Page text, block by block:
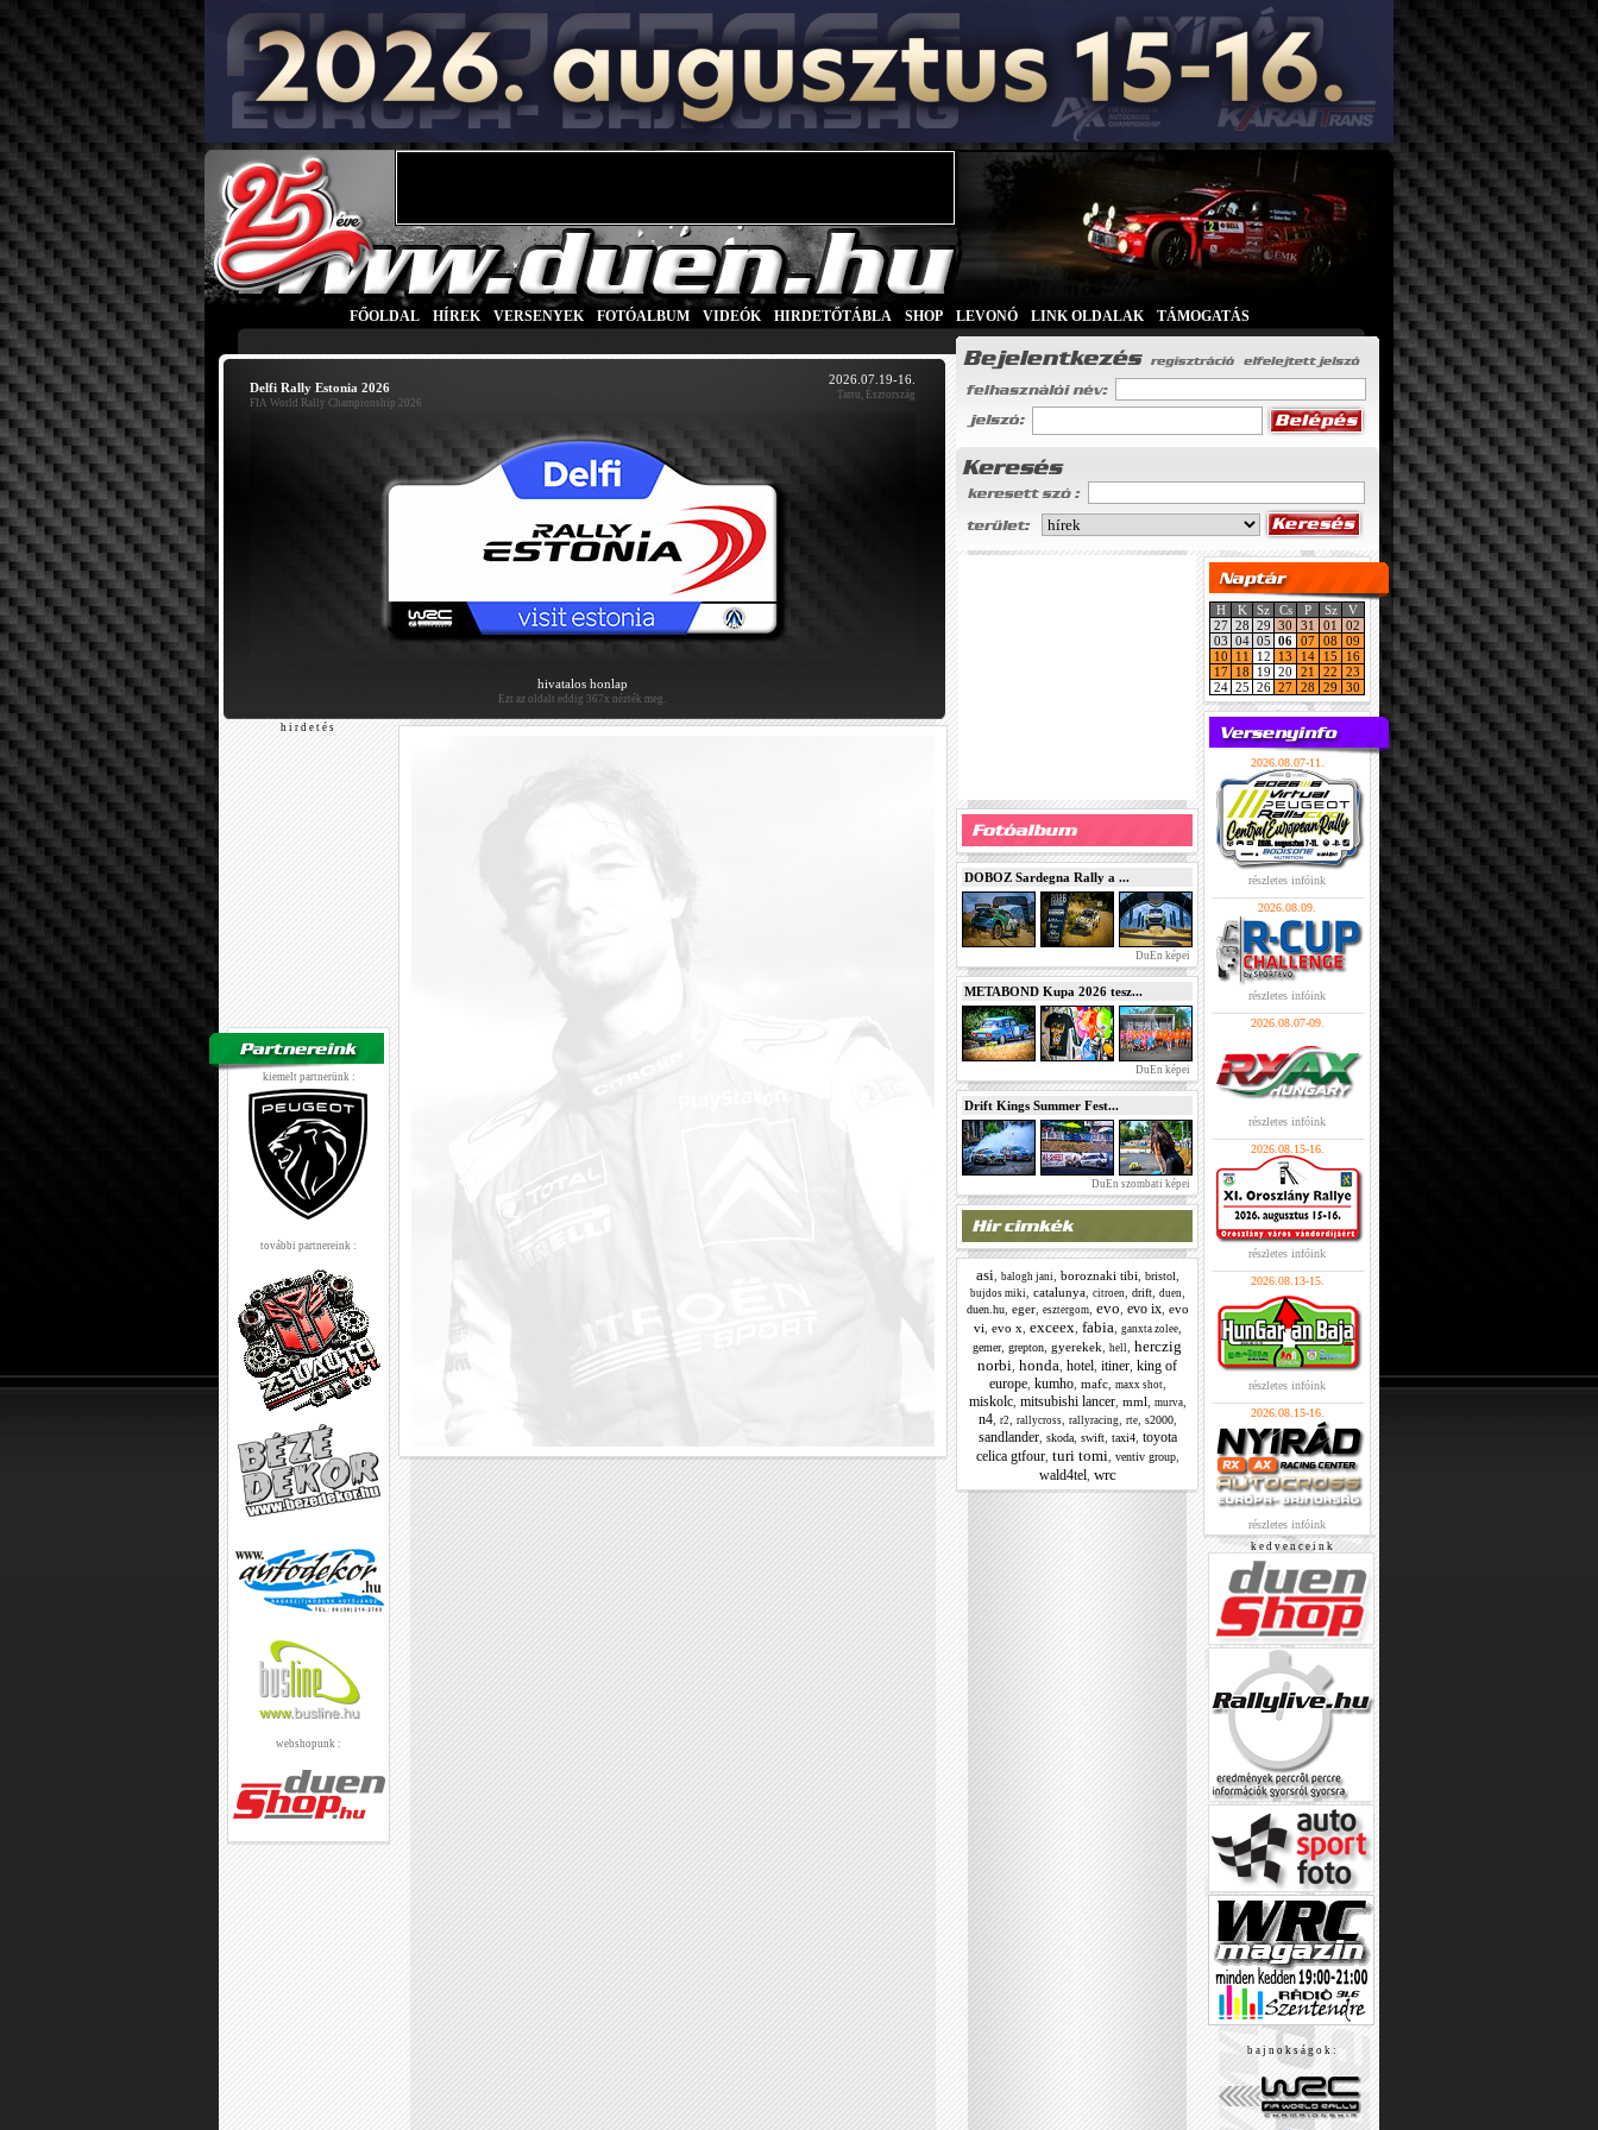
FŐOLDAL HÍREK VERSENYEK FOTÓALBUM VIDEÓK HIRDETŐTÁBLA SHOP LEVONÓ LINK OLDALAK TÁMOGATÁS
Delfi Rally Estonia 2026
FIA World Rally Championship 2026
2026.07.19-16.
Tartu, Észtország
hivatalos honlap
Ezt az oldalt eddig 367x nézték meg.
h i r d e t é s
kiemelt partnerünk :
további partnereink :
webshopunk :
DOBOZ Sardegna Rally a ...
DuEn képei
METABOND Kupa 2026 tesz...
DuEn képei
Drift Kings Summer Fest...
DuEn szombati képei
asi balogh jani boroznaki tibi bristol
bujdos miki catalunya, citroen drift, duen
duen.hu, eger, esztergom, evo evo ix, evo
vi evo x exceex fabia ganxta zolee,
gemer, grepton gyerekek hell herczig
norbi honda hotel itiner king of
europe, kumho, mafc, maxx shot,
miskolc, mitsubishi lancer, mml murva,
n4, r2 rallycross, rallyracing rte, s2000,
sandlander, skoda, swift, taxi4, toyota
celica gtfour, turi tomi ventiv group,
wald4tel wrc
H K Sz Cs P Sz
V
27 28 29 30 31 01
02
03 04 05 06 07 08
09
10
11 12 13 14 15
16
17
18 19 20 21 22
23
24 25 26 27 28 29 30
2026.08.07-11.
részletes infóink
2026.08.09.
részletes infóink
2026.08.07-09.
részletes infóink
2026.08.15-16.
részletes infóink
2026.08.13-15.
részletes infóink
2026.08.15-16.
részletes infóink
k e d v e n c e i n k
b a j n o k s á g o k :